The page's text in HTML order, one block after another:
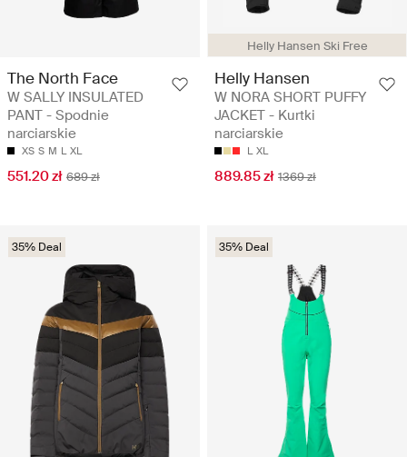
The North Face
W SALLY INSULATED
PANT - Spodnie
narciarskie
XS S M L XL
551.20 zł 689 zł
Helly Hansen Ski Free
Helly Hansen
W NORA SHORT PUFFY
JACKET - Kurtki
narciarskie
L XL
889.85 zł 1369 zł
35% Deal 35% Deal